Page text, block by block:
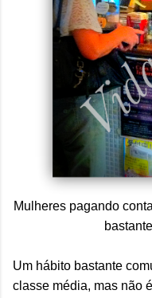
Mulheres pagando
Um hábito bastante
classe média, mas não